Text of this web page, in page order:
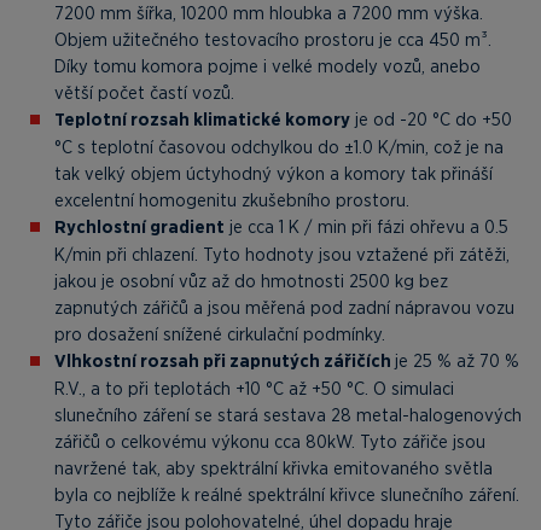
7200 mm šířka, 10200 mm hloubka a 7200 mm výška.
Objem užitečného testovacího prostoru je cca 450 m³.
Díky tomu komora pojme i velké modely vozů, anebo
větší počet častí vozů.
Teplotní rozsah klimatické komory je od -20 °C do +50
°C s teplotní časovou odchylkou do ±1.0 K/min, což je na
tak velký objem úctyhodný výkon a komory tak přináší
excelentní homogenitu zkušebního prostoru.
Rychlostní gradient je cca 1 K / min při fázi ohřevu a 0.5
K/min při chlazení. Tyto hodnoty jsou vztažené při zátěži,
jakou je osobní vůz až do hmotnosti 2500 kg bez
zapnutých zářičů a jsou měřená pod zadní nápravou vozu
pro dosažení snížené cirkulační podmínky.
Vlhkostní rozsah při zapnutých zářičích je 25 % až 70 %
R.V., a to při teplotách +10 °C až +50 °C. O simulaci
slunečního záření se stará sestava 28 metal-halogenových
zářičů o celkovému výkonu cca 80kW. Tyto zářiče jsou
navržené tak, aby spektrální křivka emitovaného světla
byla co nejblíže k reálné spektrální křivce slunečního záření.
Tyto zářiče jsou polohovatelné, úhel dopadu hraje